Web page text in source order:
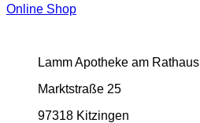
Online Shop
Lamm Apotheke am Rathaus
Marktstraße 25
97318 Kitzingen